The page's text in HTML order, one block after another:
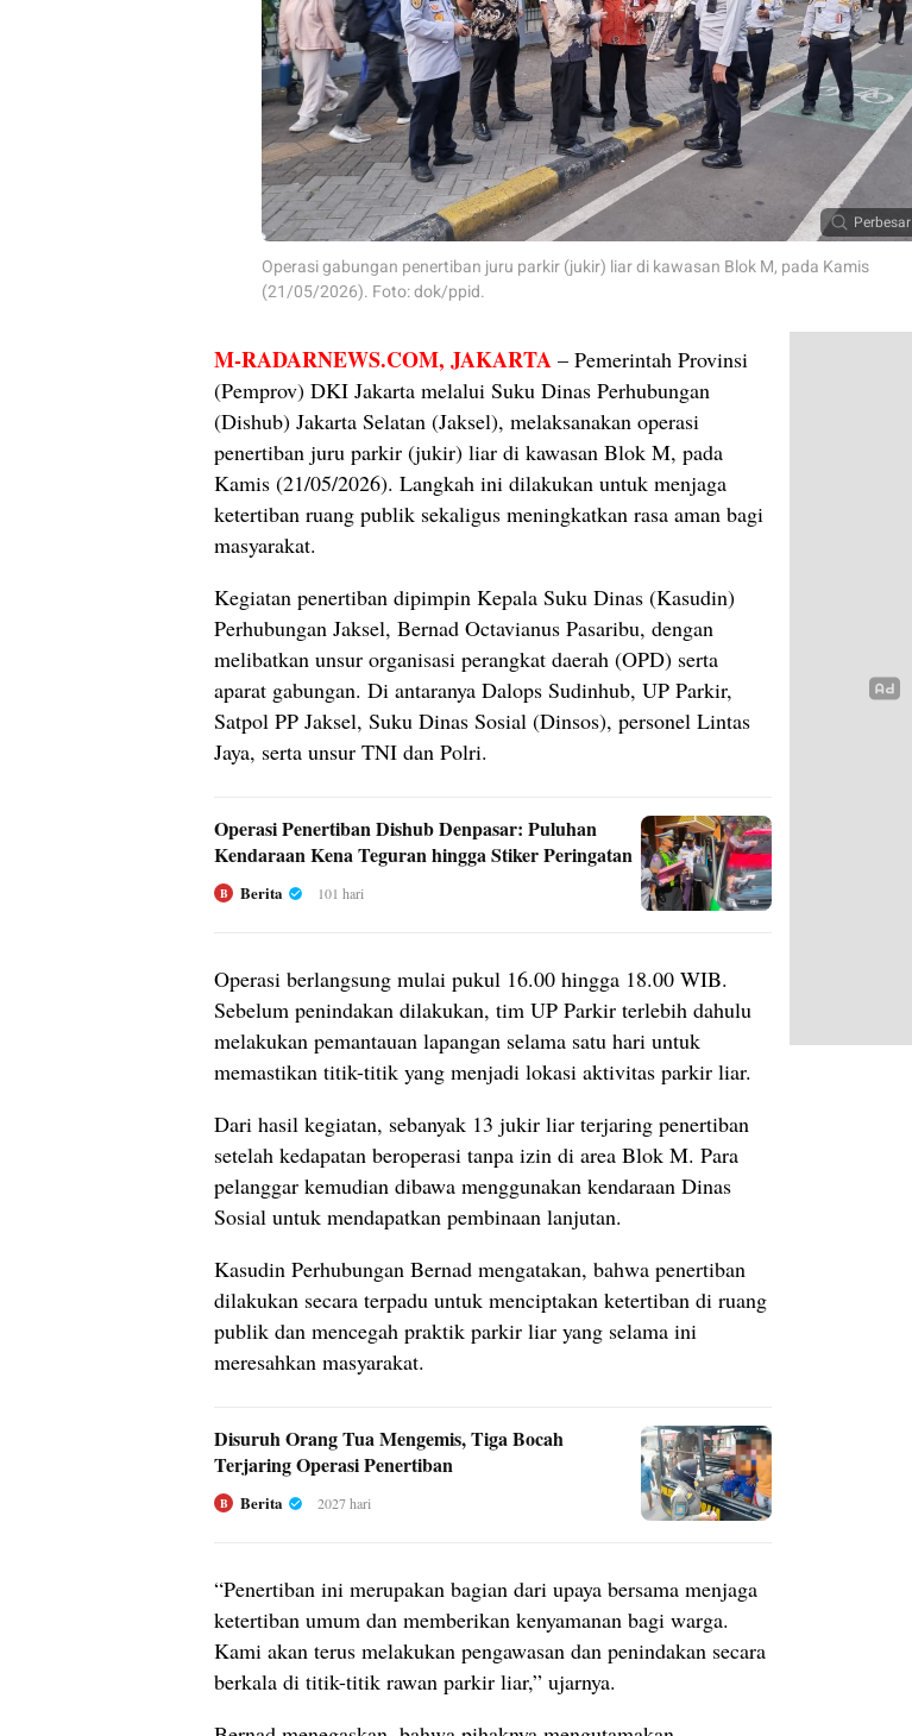
Perbesar
Operasi gabungan penertiban juru parkir (jukir) liar di kawasan Blok M, pada Kamis
(21/05/2026). Foto: dok/ppid.
M-RADARNEWS.COM, JAKARTA – Pemerintah Provinsi
(Pemprov) DKI Jakarta melalui Suku Dinas Perhubungan
(Dishub) Jakarta Selatan (Jaksel), melaksanakan operasi
penertiban juru parkir (jukir) liar di kawasan Blok M, pada
Kamis (21/05/2026). Langkah ini dilakukan untuk menjaga
ketertiban ruang publik sekaligus meningkatkan rasa aman bagi
masyarakat.
Kegiatan penertiban dipimpin Kepala Suku Dinas (Kasudin)
Perhubungan Jaksel, Bernad Octavianus Pasaribu, dengan
melibatkan unsur organisasi perangkat daerah (OPD) serta
aparat gabungan. Di antaranya Dalops Sudinhub, UP Parkir,
Satpol PP Jaksel, Suku Dinas Sosial (Dinsos), personel Lintas
Jaya, serta unsur TNI dan Polri.
Operasi Penertiban Dishub Denpasar: Puluhan
Kendaraan Kena Teguran hingga Stiker Peringatan
B Berita 101 hari
Operasi berlangsung mulai pukul 16.00 hingga 18.00 WIB.
Sebelum penindakan dilakukan, tim UP Parkir terlebih dahulu
melakukan pemantauan lapangan selama satu hari untuk
memastikan titik-titik yang menjadi lokasi aktivitas parkir liar.
Dari hasil kegiatan, sebanyak 13 jukir liar terjaring penertiban
setelah kedapatan beroperasi tanpa izin di area Blok M. Para
pelanggar kemudian dibawa menggunakan kendaraan Dinas
Sosial untuk mendapatkan pembinaan lanjutan.
Kasudin Perhubungan Bernad mengatakan, bahwa penertiban
dilakukan secara terpadu untuk menciptakan ketertiban di ruang
publik dan mencegah praktik parkir liar yang selama ini
meresahkan masyarakat.
Disuruh Orang Tua Mengemis, Tiga Bocah
Terjaring Operasi Penertiban
B Berita 2027 hari
“Penertiban ini merupakan bagian dari upaya bersama menjaga
ketertiban umum dan memberikan kenyamanan bagi warga.
Kami akan terus melakukan pengawasan dan penindakan secara
berkala di titik-titik rawan parkir liar,” ujarnya.